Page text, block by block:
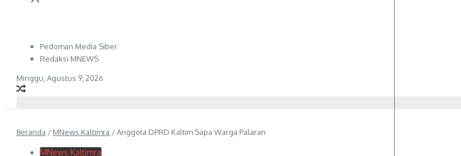
Pedoman Media Siber
Redaksi MNEWS
Minggu, Agustus 9, 2026
Beranda / MNews Kaltimra /Anggota DPRD Kaltim Sapa Warga Palaran
MNews Kaltimra